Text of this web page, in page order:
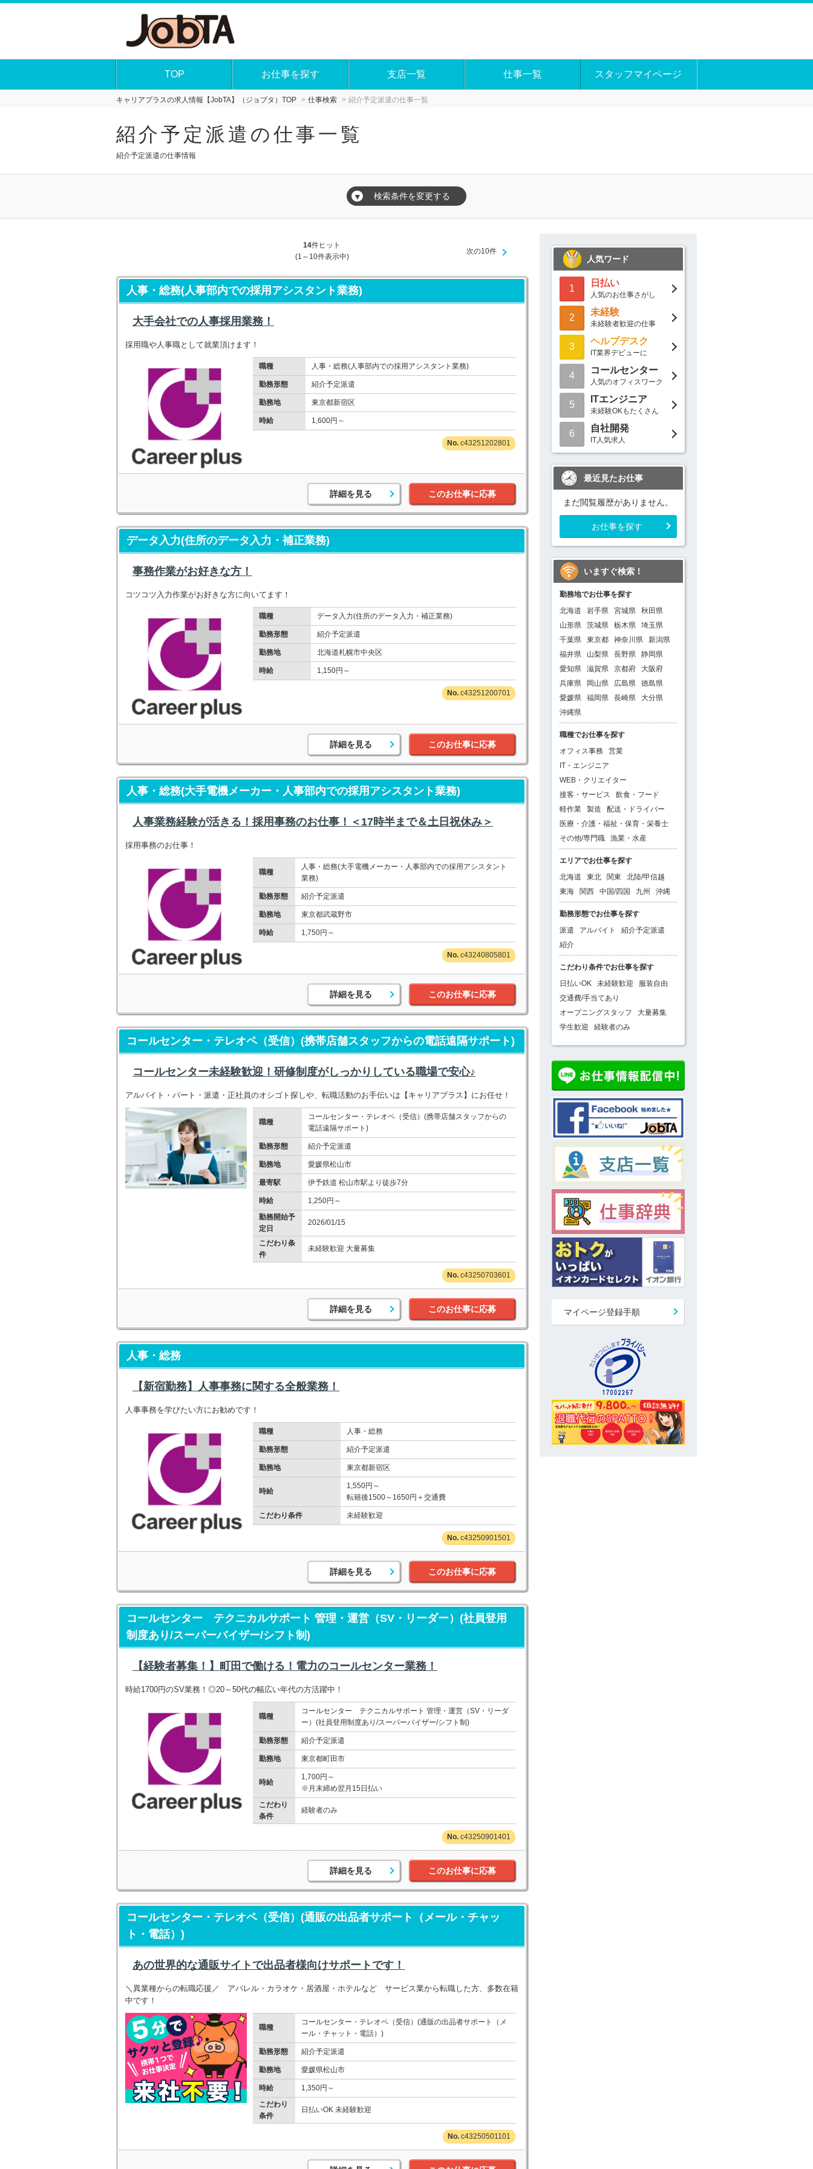
TOP お仕事を探す 支店一覧 仕事一覧 スタッフマイページ
キャリアプラスの求人情報【JobTA】（ジョブタ）TOP 仕事検索 紹介予定派遣の仕事一覧
紹介予定派遣の仕事一覧
紹介予定派遣の仕事情報
▼ 検索条件を変更する
14件ヒット
(1～10件表示中)
次の10件
人事・総務(人事部内での採用アシスタント業務)
大手会社での人事採用業務！
採用職や人事職として就業頂けます！
職種 人事・総務(人事部内での採用アシスタント業務)
勤務形態 紹介予定派遣
勤務地 東京都新宿区
時給 1,600円～
c43251202801
詳細を見る このお仕事に応募
データ入力(住所のデータ入力・補正業務)
事務作業がお好きな方！
コツコツ入力作業がお好きな方に向いてます！
職種 データ入力(住所のデータ入力・補正業務)
勤務形態 紹介予定派遣
勤務地 北海道札幌市中央区
時給 1,150円～
c43251200701
詳細を見る このお仕事に応募
人事・総務(大手電機メーカー・人事部内での採用アシスタント業務)
人事業務経験が活きる！採用事務のお仕事！＜17時半まで＆土日祝休み＞
採用事務のお仕事！
職種
人事・総務(大手電機メーカー・人事部内での採用アシスタント
業務)
勤務形態 紹介予定派遣
勤務地 東京都武蔵野市
時給 1,750円～
c43240805801
詳細を見る このお仕事に応募
コールセンター・テレオペ（受信）(携帯店舗スタッフからの電話遠隔サポート)
コールセンター未経験歓迎！研修制度がしっかりしている職場で安心♪
アルバイト・パート・派遣・正社員のオシゴト探しや、転職活動のお手伝いは【キャリアプラス】にお任せ！
職種
コールセンター・テレオペ（受信）(携帯店舗スタッフからの
電話遠隔サポート)
勤務形態 紹介予定派遣
勤務地 愛媛県松山市
最寄駅 伊予鉄道 松山市駅より徒歩7分
時給
1,250円～
勤務開始予
定日
2026/01/15
こだわり条
件
未経験歓迎 大量募集
c43250703601
詳細を見る このお仕事に応募
人事・総務
【新宿勤務】人事事務に関する全般業務！
人事事務を学びたい方にお勧めです！
職種 人事・総務
勤務形態 紹介予定派遣
勤務地 東京都新宿区
時給
1,550円～
転籍後1500～1650円＋交通費
こだわり条件 未経験歓迎
c43250901501
詳細を見る このお仕事に応募
コールセンター テクニカルサポート 管理・運営（SV・リーダー）(社員登用
制度あり/スーパーバイザー/シフト制)
【経験者募集！】町田で働ける！電力のコールセンター業務！
時給1700円のSV業務！◎20～50代の幅広い年代の方活躍中！
職種
コールセンター テクニカルサポート 管理・運営（SV・リーダ
ー）(社員登用制度あり/スーパーバイザー/シフト制)
勤務形態 紹介予定派遣
勤務地 東京都町田市
時給
1,700円～
※月末締め翌月15日払い
こだわり
条件
経験者のみ
c43250901401
詳細を見る このお仕事に応募
コールセンター・テレオペ（受信）(通販の出品者サポート（メール・チャッ
ト・電話）)
あの世界的な通販サイトで出品者様向けサポートです！
＼異業種からの転職応援／ アパレル・カラオケ・居酒屋・ホテルなど サービス業から転職した方、多数在籍
中です！
職種
コールセンター・テレオペ（受信）(通販の出品者サポート（メ
ール・チャット・電話）)
勤務形態 紹介予定派遣
勤務地 愛媛県松山市
時給
1,350円～
こだわり
条件
日払いOK 未経験歓迎
c43250501101
人気ワード
1
日払い
人気のお仕事さがし
2
未経験
未経験者歓迎の仕事
3
ヘルプデスク
IT業界デビューに
4
コールセンター
人気のオフィスワーク
5
ITエンジニア
未経験OKもたくさん
6
自社開発
IT人気求人
最近見たお仕事
まだ閲覧履歴がありません。
お仕事を探す
いますぐ検索！
勤務地でお仕事を探す
北海道
岩手県 宮城県
秋田県
山形県
茨城県 栃木県
埼玉県
千葉県
東京都 神奈川県
新潟県
福井県
山梨県 長野県
静岡県
愛知県
滋賀県 京都府
大阪府
兵庫県
岡山県 広島県
徳島県
愛媛県
福岡県 長崎県
大分県
沖縄県
職種でお仕事を探す
オフィス事務
営業
IT・エンジニア
WEB・クリエイター
接客・サービス
飲食・フード
軽作業
製造
配送・ドライバー
医療・介護・福祉・保育・栄養士
その他/専門職
漁業・水産
エリアでお仕事を探す
北海道
東北 関東
北陸/甲信越
東海
関西 中国/四国 九州 沖縄
勤務形態でお仕事を探す
派遣
アルバイト
紹介予定派遣
紹介
こだわり条件でお仕事を探す
日払いOK
未経験歓迎
服装自由
交通費/手当てあり
オープニングスタッフ
大量募集
学生歓迎
経験者のみ
マイページ登録手順